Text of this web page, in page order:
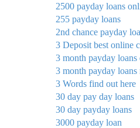
2500 payday loans
255 payday loans
2nd chance payday
3 Deposit best online
3 month payday loans
3 month payday
3 Words find out here
30 day pay day loans
30 day payday loans
3000 payday loan